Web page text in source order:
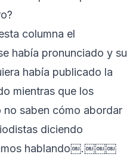
columna el
había pronunciado y su
había publicado la
mientras que los
saben cómo abordar
diciendo
hablando￼.￼￼￼